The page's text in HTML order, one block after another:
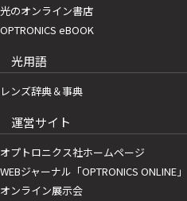
光のオンライン書店
OPTRONICS eBOOK
光用語
レンズ辞典＆事典
運営サイト
オプトロニクス社ホームページ
WEBジャーナル「OPTRONICS ONLINE」
オンライン展示会